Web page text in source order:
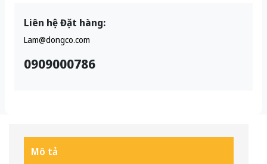
Liên hệ Đặt hàng:
Lam@dongco.com
0909000786
Mô tả